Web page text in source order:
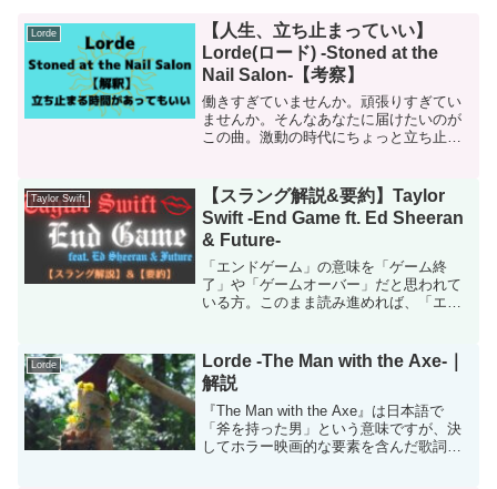
Lorde
【人生、立ち止まっていい】
Lorde(ロード) -Stoned at the
Nail Salon-【考察】
働きすぎていませんか。頑張りすぎてい
ませんか。そんなあなたに届けたいのが
この曲。激動の時代にちょっと立ち止ま
Taylor Swift
【スラング解説&要約】Taylor
Swift -End Game ft. Ed Sheeran
& Future-
「エンドゲーム」の意味を「ゲーム終
了」や「ゲームオーバー」だと思われて
いる方。このまま読み進めれば、「エン
月10日にリリースされたTaylor Swift(テイ
ラ...
Lorde
Lorde -The Man with the Axe-｜
解説
『The Man with the Axe』は日本語で
「斧を持った男」という意味ですが、決
してホラー映画的な要素を含んだ歌詞で